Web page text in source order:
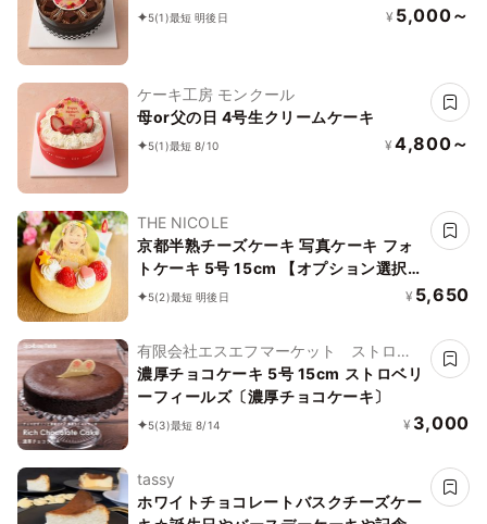
5(1)最短 明後日 ¥ 5,000～
ケーキ工房 モンクール
母or父の日 4号生クリームケーキ
5(1)最短 8/10 ¥ 4,800～
THE NICOLE
京都半熟チーズケーキ 写真ケーキ フォ
トケーキ 5号 15cm 【オプション選択で
オリジナルデザインに！】【お好きなイ
5(2)最短 明後日 ¥ 5,650
有限会社エスエフマーケット ストロベ
リーフィールズ
濃厚チョコケーキ 5号 15cm ストロベリ
ーフィールズ〔濃厚チョコケーキ〕
5(3)最短 8/14 ¥ 3,000
tassy
ホワイトチョコレートバスクチーズケー